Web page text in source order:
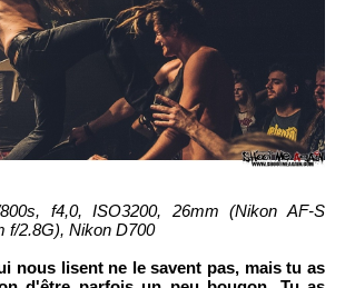
f4,0, ISO3200, 26mm (Nikon AF-S
f/2.8G), Nikon D700
nous lisent ne le savent pas, mais tu as